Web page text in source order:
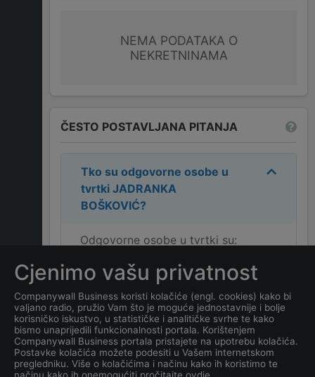
NEMA PODATAKA O
NEKRETNINAMA
ČESTO POSTAVLJANA PITANJA
Tko su odgovorne osobe u
tvrtki JADRANKA
BOŠKOVIĆ?
Odgovorne osobe u tvrtki su:
Koja je adresa tvrtke
JADRANKA BOŠKOVIĆ?
Koji je datum osnivanja
tvrtkeJADRANKA
Cjenimo vašu privatnost
Companywall Business koristi kolačiće (engl. cookies) kako bi
valjano radio, pružio Vam što je moguće jednostavnije i bolje
korisničko iskustvo, u statističke i analitičke svrhe te kako
bismo unaprijedili funkcionalnosti portala. Korištenjem
Companywall Business portala pristajete na upotrebu kolačića.
Postavke kolačića možete podesiti u Vašem internetskom
pregledniku. Više o kolačićima i načinu kako ih koristimo te